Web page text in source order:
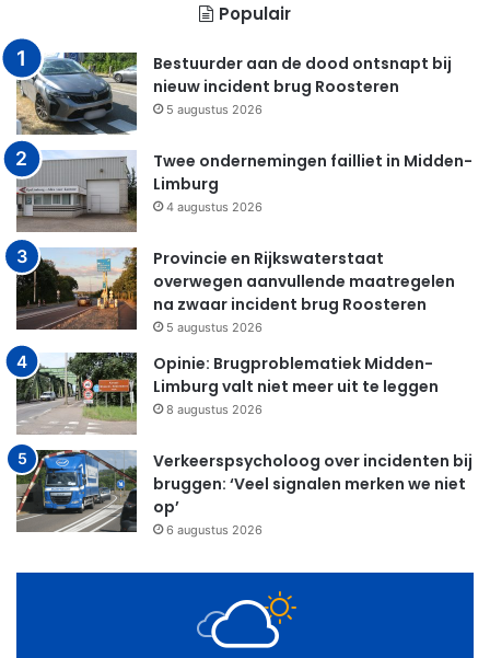
Populair
Bestuurder aan de dood ontsnapt bij
nieuw incident brug Roosteren
5 augustus 2026
Twee ondernemingen failliet in Midden-
Limburg
4 augustus 2026
Provincie en Rijkswaterstaat
overwegen aanvullende maatregelen
na zwaar incident brug Roosteren
5 augustus 2026
Opinie: Brugproblematiek Midden-
Limburg valt niet meer uit te leggen
8 augustus 2026
Verkeerspsycholoog over incidenten bij
bruggen: ‘Veel signalen merken we niet
op’
6 augustus 2026